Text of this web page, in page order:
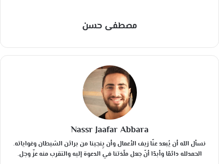
مصطفى حسن
Nassr Jaafar Abbara
نسأل الله أن يُبعد عنّا زيف الأعمال وأن يِنجينا من براثن الشيطان وغواياته.
الحمدلله دائمًا وأبدًا أنّ جعل ملّذتنا في الدعوة إليه والتقرب منه عزّ وجل.